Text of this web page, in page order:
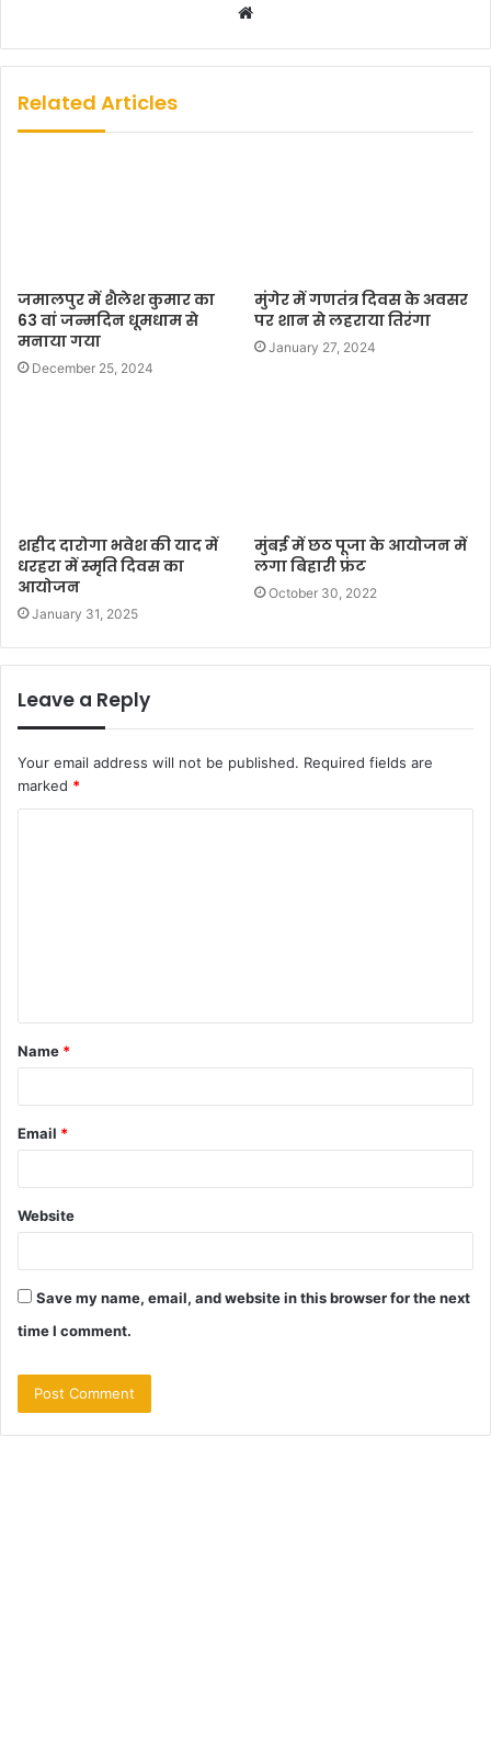
b
Related Articles
जमालपुर में शैलेश कुमार का
63 वां जन्मदिन धूमधाम से
मनाया गया
December 25, 2024
मुंगेर में गणतंत्र दिवस के अवसर
पर शान से लहराया तिरंगा
January 27, 2024
शहीद दारोगा भवेश की याद में
धरहरा में स्मृति दिवस का
आयोजन
January 31, 2025
मुंबई में छठ पूजा के आयोजन में
लगा बिहारी फ्रंट
October 30, 2022
Leave a Reply
Your email address will not be published. Required fields are
marked *
t
*
Name *
Email *
Website
Save my name, email, and website in this browser for the next
time I comment.